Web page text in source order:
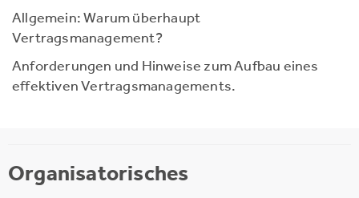
Allgemein: Warum überhaupt
Vertragsmanagement?
Anforderungen und Hinweise zum Aufbau eines
effektiven Vertragsmanagements.
Organisatorisches